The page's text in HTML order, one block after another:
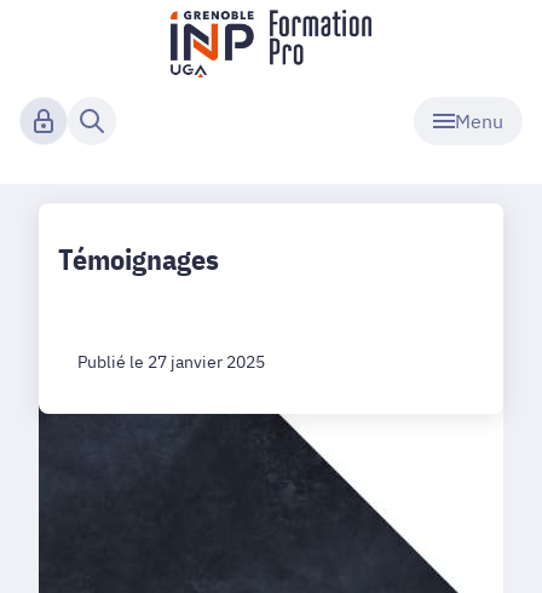
Menu
Témoignages
Publié le 27 janvier 2025